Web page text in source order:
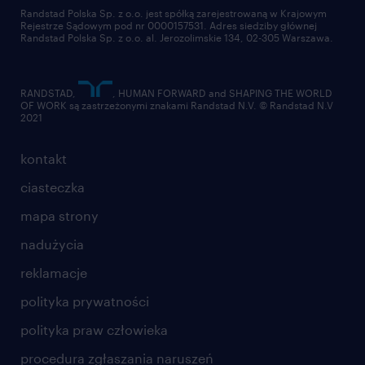
złóż CV
kontakt
ciasteczka
mapa strony
nadużycia
reklamacje
polityka prywatności
polityka praw człowieka
procedura zgłaszania naruszeń
Randstad Polska Sp. z o.o. jest spółką zarejestrowaną w Krajowym
Rejestrze Sądowym pod nr 0000157531. Adres siedziby głównej
Randstad Polska Sp. z o.o. al. Jerozolimskie 134, 02-305 Warszawa.
RANDSTAD,
, HUMAN FORWARD and SHAPING THE WORLD
OF WORK są zastrzeżonymi znakami Randstad N.V. © Randstad N.V
2021